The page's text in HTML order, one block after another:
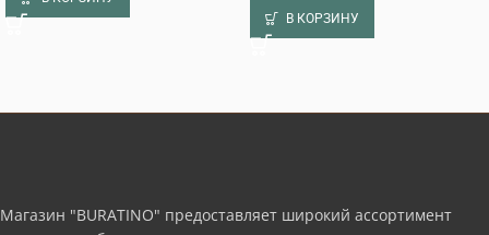
В КОРЗИНУ
Магазин "BURATINO" предоставляет широкий ассортимент